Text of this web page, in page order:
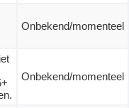
Onbekend/momenteel
Onbekend/momenteel